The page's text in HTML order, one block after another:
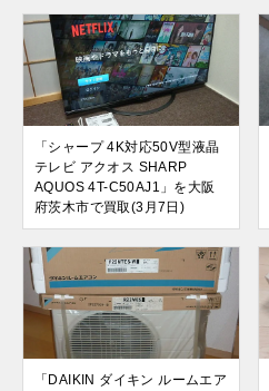
「シャープ 4K対応50V型液晶
テレビ アクオス SHARP
AQUOS 4T-C50AJ1」を大阪
府茨木市で買取(3月7日)
「DAIKIN ダイキン ルームエア